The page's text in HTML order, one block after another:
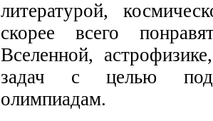
литературой,
скорее всего
Вселенной,
задач с целью
олимпиадам.